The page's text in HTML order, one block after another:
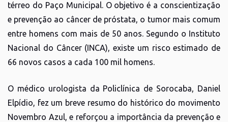
térreo do Paço Municipal. O objetivo é a conscientização
e prevenção ao câncer de próstata, o tumor mais comum
entre homens com mais de 50 anos. Segundo o Instituto
Nacional do Câncer (INCA), existe um risco estimado de
66 novos casos a cada 100 mil homens.
O médico urologista da Policlínica de Sorocaba, Daniel
Elpídio, fez um breve resumo do histórico do movimento
Novembro Azul, e reforçou a importância da prevenção e